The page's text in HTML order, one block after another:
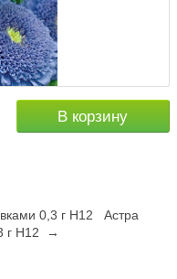
В корзину
0,3 г Н12
Астра
г Н12 →